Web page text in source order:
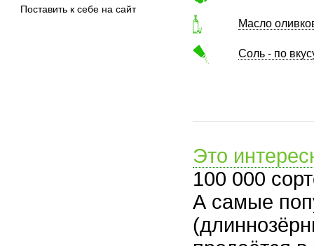
Поставить к себе на сайт
Масло
Соль - по
Это
100 000
А самые